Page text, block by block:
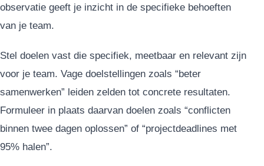
observatie geeft je inzicht in de specifieke behoeften
van je team.
Stel doelen vast die specifiek, meetbaar en relevant zijn
voor je team. Vage doelstellingen zoals “beter
samenwerken” leiden zelden tot concrete resultaten.
Formuleer in plaats daarvan doelen zoals “conflicten
binnen twee dagen oplossen” of “projectdeadlines met
95% halen”.